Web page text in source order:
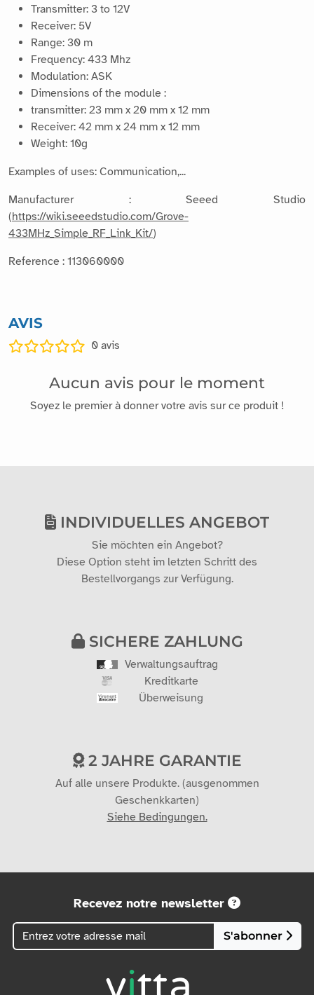
Transmitter: 3 to 12V
Receiver: 5V
Range: 30 m
Frequency: 433 Mhz
Modulation: ASK
Dimensions of the module :
transmitter: 23 mm x 20 mm x 12 mm
Receiver: 42 mm x 24 mm x 12 mm
Weight: 10g
Examples of uses: Communication,...
Manufacturer : Seeed Studio
(https://wiki.seeedstudio.com/Grove-
433MHz_Simple_RF_Link_Kit/)
Reference : 113060000
AVIS
0 avis
Aucun avis pour le moment
Soyez le premier à donner votre avis sur ce produit !
INDIVIDUELLES ANGEBOT
Sie möchten ein Angebot?
Diese Option steht im letzten Schritt des
Bestellvorgangs zur Verfügung.
SICHERE ZAHLUNG
Verwaltungsauftrag
Kreditkarte
Überweisung
2 JAHRE GARANTIE
Auf alle unsere Produkte. (ausgenommen
Geschenkkarten)
Siehe Bedingungen.
Recevez notre newsletter
S'abonner